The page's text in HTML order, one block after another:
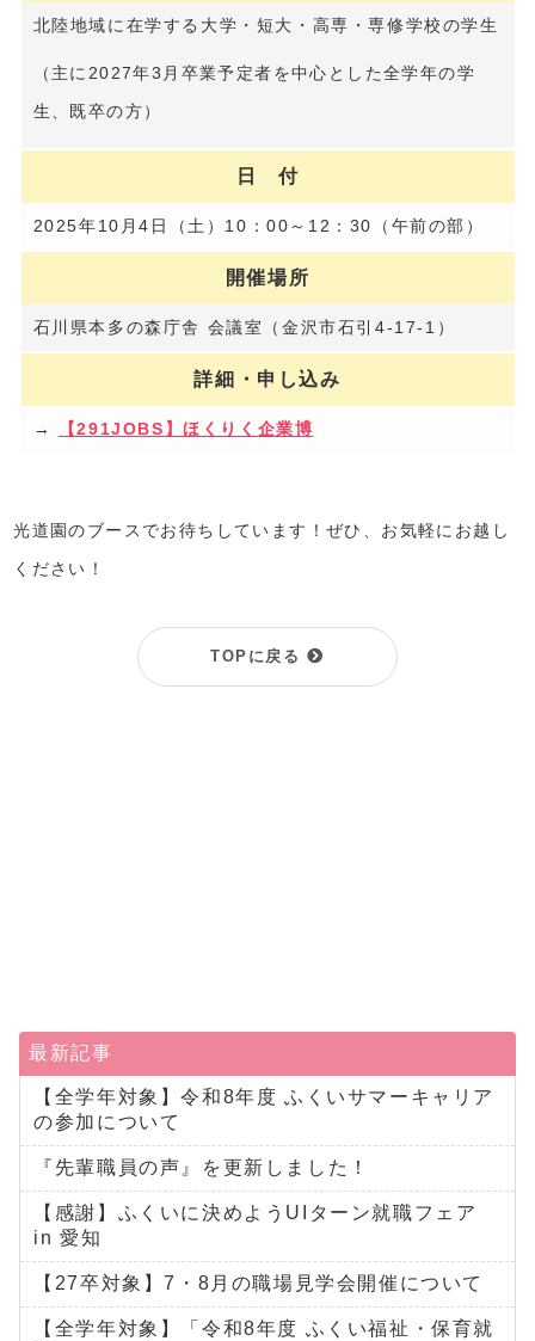
北陸地域に在学する大学・短大・高専・専修学校の学生
（主に2027年3月卒業予定者を中心とした全学年の学
生、既卒の方）
日 付
2025年10月4日（土）10：00～12：30（午前の部）
開催場所
石川県本多の森庁舎 会議室（金沢市石引4-17-1）
詳細・申し込み
→ 【291JOBS】ほくりく企業博
光道園のブースでお待ちしています！ぜひ、お気軽にお越し
ください！
TOPに戻る
最新記事
【全学年対象】令和8年度 ふくいサマーキャリア
の参加について
『先輩職員の声』を更新しました！
【感謝】ふくいに決めようUIターン就職フェア
in 愛知
【27卒対象】7・8月の職場見学会開催について
【全学年対象】「令和8年度 ふくい福祉・保育就